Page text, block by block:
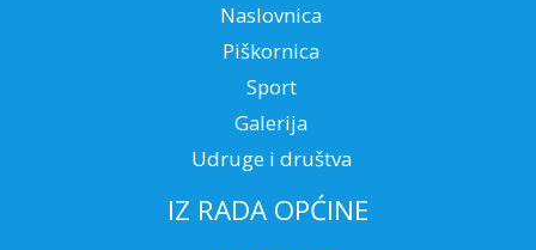
Naslovnica
Piškornica
Sport
Galerija
Udruge i društva
IZ RADA OPĆINE